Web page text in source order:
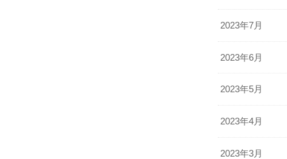
2023年7月
2023年6月
2023年5月
2023年4月
2023年3月